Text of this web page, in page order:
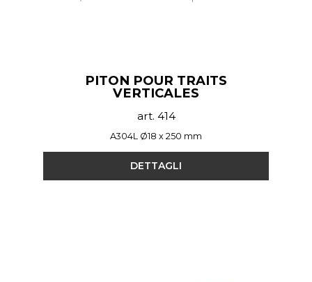
PITON POUR TRAITS
VERTICALES
art. 414
A304L Ø18 x 250 mm
DETTAGLI